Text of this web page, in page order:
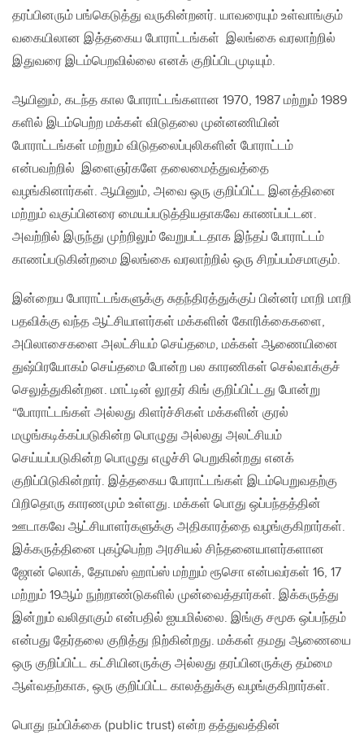
தரப்பினரும் பங்கெடுத்து வருகின்றனர். யாவரையும் உள்வாங்கும்
வகையிலான இத்தகைய போராட்டங்கள் இலங்கை வரலாற்றில்
இதுவரை இடம்பெறவில்லை எனக் குறிப்பிடமுடியும்.
ஆயினும், கடந்த கால போராட்டங்களான 1970, 1987 மற்றும் 1989
களில் இடம்பெற்ற மக்கள் விடுதலை முன்னணியின்
போராட்டங்கள் மற்றும் விடுதலைப்புலிகளின் போராட்டம்
என்பவற்றில் இளைஞர்களே தலைமைத்துவத்தை
வழங்கினார்கள். ஆயினும், அவை ஒரு குறிப்பிட்ட இனத்தினை
மற்றும் வகுப்பினரை மையப்படுத்தியதாகவே காணப்பட்டன.
அவற்றில் இருந்து முற்றிலும் வேறுபட்டதாக இந்தப் போராட்டம்
காணப்படுகின்றமை இலங்கை வரலாற்றில் ஒரு சிறப்பம்சமாகும்.
இன்றைய போராட்டங்களுக்கு சுதந்திரத்துக்குப் பின்னர் மாறி மாறி
பதவிக்கு வந்த ஆட்சியாளர்கள் மக்களின் கோரிக்கைகளை,
அபிலாசைகளை அலட்சியம் செய்தமை, மக்கள் ஆணையினை
துஷ்பிரயோகம் செய்தமை போன்ற பல காரணிகள் செல்வாக்குச்
செலுத்துகின்றன. மாட்டின் லூதர் கிங் குறிப்பிட்டது போன்று
“போராட்டங்கள் அல்லது கிளர்ச்சிகள் மக்களின் குரல்
மழுங்கடிக்கப்படுகின்ற பொழுது அல்லது அலட்சியம்
செய்யப்படுகின்ற பொழுது எழுச்சி பெறுகின்றது எனக்
குறிப்பிடுகின்றார். இத்தகைய போராட்டங்கள் இடம்பெறுவதற்கு
பிறிதொரு காரணமும் உள்ளது. மக்கள் பொது ஒப்பந்தத்தின்
ஊடாகவே ஆட்சியாளர்களுக்கு அதிகாரத்தை வழங்குகிறார்கள்.
இக்கருத்தினை புகழ்பெற்ற அரசியல் சிந்தனையாளர்களான
ஜோன் லொக், தோமஸ் ஹாப்ஸ் மற்றும் ரூசொ என்பவர்கள் 16, 17
மற்றும் 19ஆம் நுற்றாண்டுகளில் முன்வைத்தார்கள். இக்கருத்து
இன்றும் வலிதாகும் என்பதில் ஐயமில்லை. இங்கு சமூக ஒப்பந்தம்
என்பது தேர்தலை குறித்து நிற்கின்றது. மக்கள் தமது ஆணையை
ஒரு குறிப்பிட்ட கட்சியினருக்கு அல்லது தரப்பினருக்கு தம்மை
ஆள்வதற்காக, ஒரு குறிப்பிட்ட காலத்துக்கு வழங்குகிறார்கள்.
பொது நம்பிக்கை (public trust) என்ற தத்துவத்தின்